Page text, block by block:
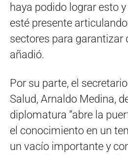
haya podido lograr esto
esté presente
sectores para garantizar
añadió.
Por su parte, el
Salud, Arnaldo Medina,
diplomatura “abre la
el conocimiento en un
un vacío importante y